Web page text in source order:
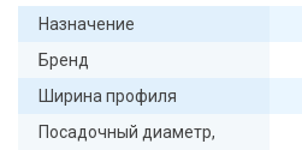
Назначение
Бренд
Ширина профиля
Посадочный диаметр,